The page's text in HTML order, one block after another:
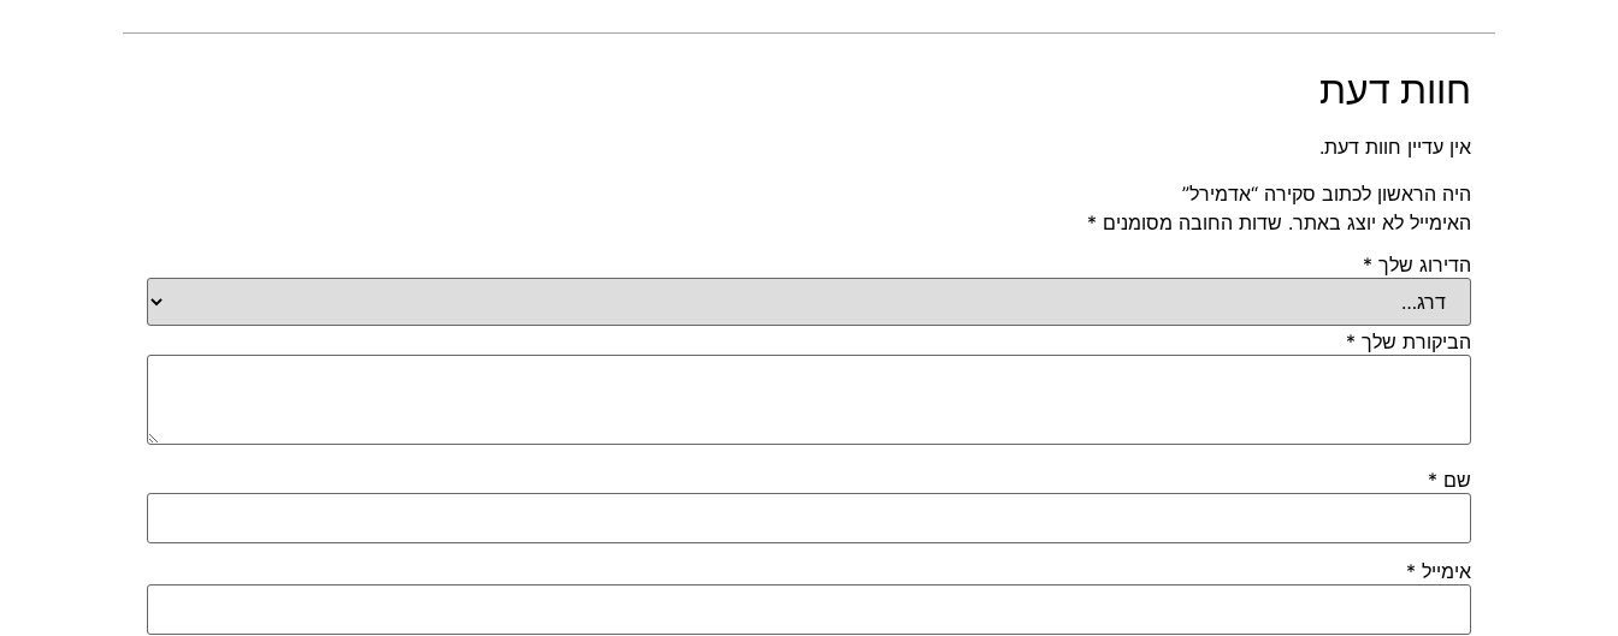
חוות דעת
אין עדיין חוות דעת.
היה הראשון לכתוב סקירה “אדמירל”
האימייל לא יוצג באתר. שדות החובה מסומנים *
הדירוג שלך *
הביקורת שלך *
שם *
אימייל *